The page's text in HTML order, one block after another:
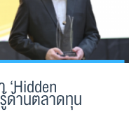
ด้านตลาดทุน